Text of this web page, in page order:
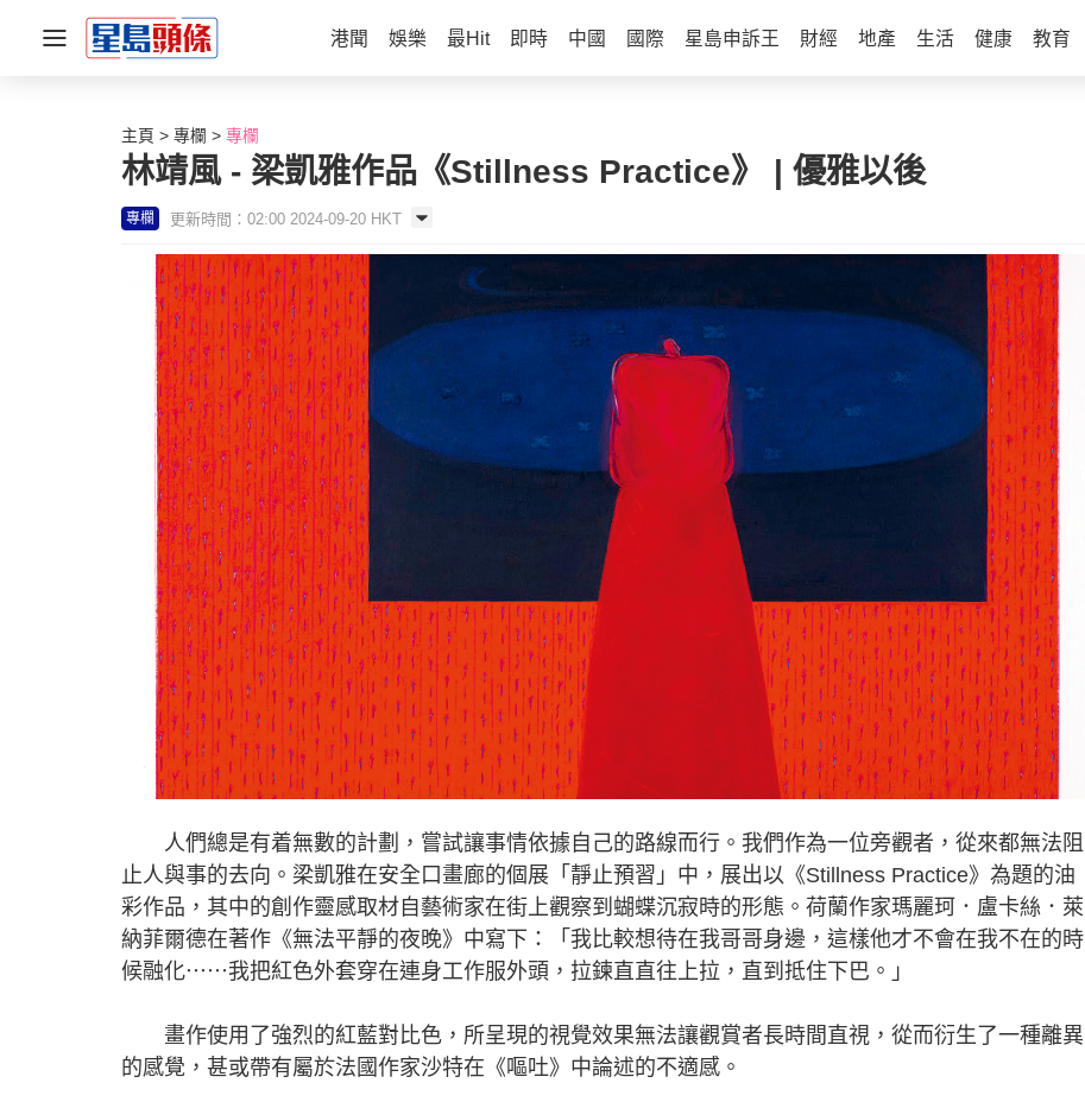
港聞 娛樂 最Hit 即時 中國 國際 星島申訴王 財經 地產 生活 健康 教育
主頁 專欄 專欄
林靖風 - 梁凱雅作品《Stillness Practice》 | 優雅以後
專欄 更新時間：02:00 2024-09-20 HKT
人們總是有着無數的計劃，嘗試讓事情依據自己的路線而行。我們作為一位旁觀者，從來都無法阻
止人與事的去向。梁凱雅在安全口畫廊的個展「靜止預習」中，展出以《Stillness Practice》為題的油
彩作品，其中的創作靈感取材自藝術家在街上觀察到蝴蝶沉寂時的形態。荷蘭作家瑪麗珂．盧卡絲．萊
納菲爾德在著作《無法平靜的夜晚》中寫下：「我比較想待在我哥哥身邊，這樣他才不會在我不在的時
候融化⋯⋯我把紅色外套穿在連身工作服外頭，拉鍊直直往上拉，直到抵住下巴。」
畫作使用了強烈的紅藍對比色，所呈現的視覺效果無法讓觀賞者長時間直視，從而衍生了一種離異
的感覺，甚或帶有屬於法國作家沙特在《嘔吐》中論述的不適感。